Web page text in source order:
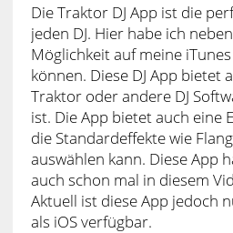
Die Traktor DJ App ist die
jeden DJ. Hier habe ich
Möglichkeit auf meine
können. Diese DJ App bietet
Traktor oder andere DJ
ist. Die App bietet auch eine
die Standardeffekte wie
auswählen kann. Diese App
auch schon mal in diesem
Aktuell ist diese App jedoch
als iOS verfügbar.